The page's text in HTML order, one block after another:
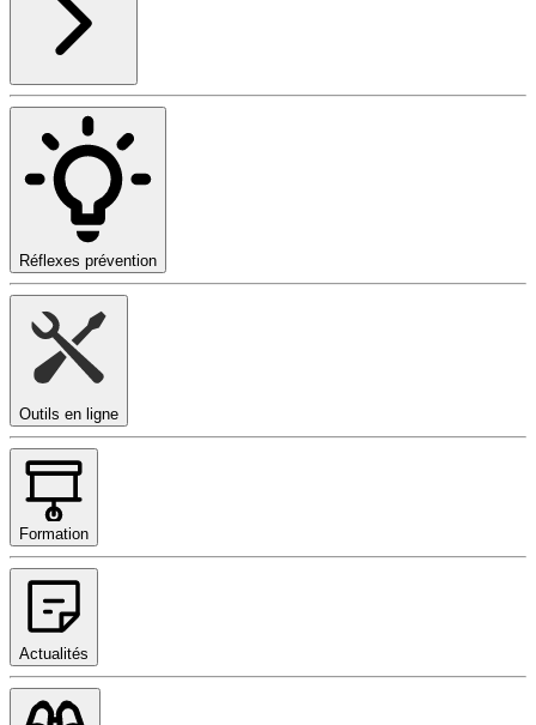
Réflexes prévention
Outils en ligne
Formation
Actualités